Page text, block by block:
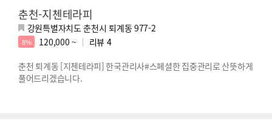
춘천-지첸테라피
강원특별자치도 춘천시 퇴계동 977-2
8% 120,000 ~ 리뷰 4
춘천 퇴계동 [지첸테라피] 한국관리사#스페셜한 집중관리로 산뜻하게
풀어드리겠습니다.